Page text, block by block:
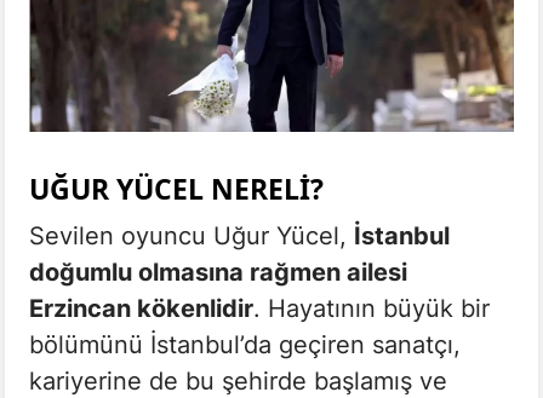
UĞUR YÜCEL NERELI?
Sevilen oyuncu Uğur Yücel, İstanbul
doğumlu olmasına rağmen ailesi
Erzincan kökenlidir. Hayatının büyük bir
bölümünü İstanbul’da geçiren sanatçı,
kariyerine de bu şehirde başlamış ve